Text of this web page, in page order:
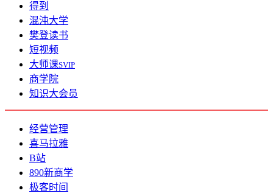
得到
混沌大学
樊登读书
短视频
大师课SVIP
商学院
知识大会员
经营管理
喜马拉雅
B站
890新商学
极客时间